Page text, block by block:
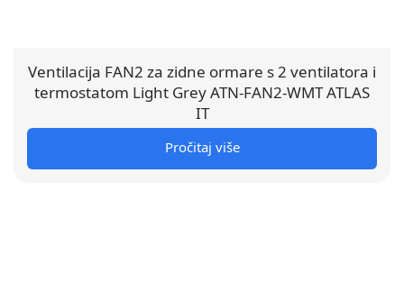
Ventilacija FAN2 za zidne ormare s 2 ventilatora i
termostatom Light Grey ATN-FAN2-WMT ATLAS
IT
Pročitaj više